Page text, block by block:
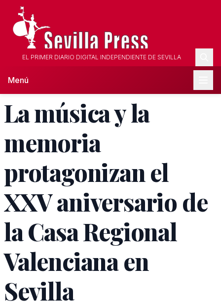
EL PRIMER DIARIO DIGITAL INDEPENDIENTE DE SEVILLA
Menú
La música y la
memoria
protagonizan el
XXV aniversario de
la Casa Regional
Valenciana en
Sevilla